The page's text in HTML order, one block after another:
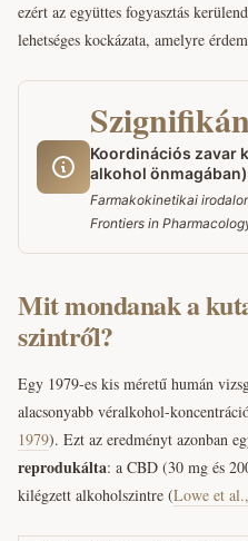
ezért az együttes fogyasztás
lehetséges kockázata, amelyre
Koordinációs zavar
alkohol önmagában)
Farmakokinetikai
Frontiers in
Mit mondanak a
szintről?
Egy 1979-es kis méretű humán
alacsonyabb véralkohol-
1979). Ezt az eredményt azonban
reprodukálta: a CBD (30 mg és
kilégzett alkoholszintre (Lowe et